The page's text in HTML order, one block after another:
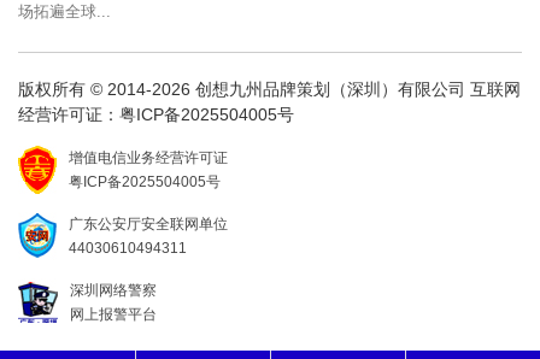
场拓遍全球...
版权所有 © 2014-2026 创想九州品牌策划（深圳）有限公司 互联网
经营许可证： 粤ICP备2025504005号
增值电信业务经营许可证
粤ICP备2025504005号
广东公安厅安全联网单位
44030610494311
深圳网络警察
网上报警平台